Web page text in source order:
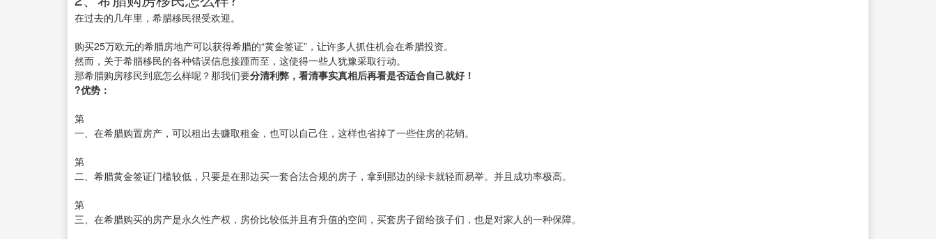
在过去的几年里，希腊移民很受欢迎。
购买25万欧元的希腊房地产可以获得希腊的“黄金签证”，让许多人抓住机会在希腊投资。
然而，关于希腊移民的各种错误信息接踵而至，这使得一些人犹豫采取行动。
那希腊购房移民到底怎么样呢？那我们要分清利弊，看清事实真相后再看是否适合自己就好！
?优势：
第
一、在希腊购置房产，可以租出去赚取租金，也可以自己住，这样也省掉了一些住房的花销。
第
二、希腊黄金签证门槛较低，只要是在那边买一套合法合规的房子，拿到那边的绿卡就轻而易举。并且成功率极高。
第
三、在希腊购买的房产是永久性产权，房价比较低并且有升值的空间，买套房子留给孩子们，也是对家人的一种保障。